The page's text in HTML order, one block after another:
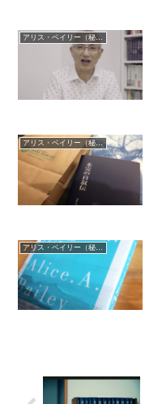
アリス・ベイリー（秘教＆神智学）